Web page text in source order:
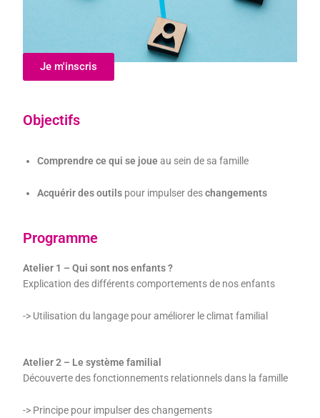
Je m'inscris
Objectifs
Comprendre ce qui se joue au sein de sa famille
Acquérir des outils pour impulser deschangements
Programme
Atelier 1 – Qui sont nos enfants ?
Explication des différents comportements de nos enfants
-> Utilisation du langage pour améliorer le climat familial
Atelier 2 – Le système familial
Découverte des fonctionnements relationnels dans la famille
-> Principe pour impulser des changements